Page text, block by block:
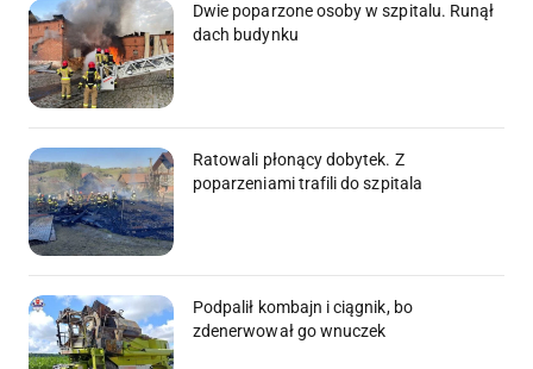
Dwie poparzone osoby w szpitalu. Runął
dach budynku
Ratowali płonący dobytek. Z
poparzeniami trafili do szpitala
Podpalił kombajn i ciągnik, bo
zdenerwował go wnuczek